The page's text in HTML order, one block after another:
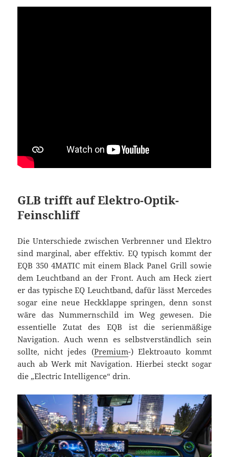
GLB trifft auf Elektro-Optik-
Feinschliff
Die Unterschiede zwischen Verbrenner und Elektro
sind marginal, aber effektiv. EQ typisch kommt der
EQB 350 4MATIC mit einem Black Panel Grill sowie
dem Leuchtband an der Front. Auch am Heck ziert
er das typische EQ Leuchtband, dafür lässt Mercedes
sogar eine neue Heckklappe springen, denn sonst
wäre das Nummernschild im Weg gewesen. Die
essentielle Zutat des EQB ist die serienmäßige
Navigation. Auch wenn es selbstverständlich sein
sollte, nicht jedes (Premium-) Elektroauto kommt
auch ab Werk mit Navigation. Hierbei steckt sogar
die „Electric Intelligence“ drin.